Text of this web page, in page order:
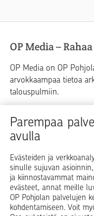
Parempaa
avulla
Evästeiden ja
sinulle sujuvan
ja kiinnostavammat
evästeet, annat meille
OP Pohjolan palvelujen
kohdentamiseen. Voit
OP Media –
OP Media on OP
arvokkaampaa tietoa
talouspulmiin.
Raha
Blogit ja puheenvuorot
Op.fi OP Koti
Facebook
X LinkedIn